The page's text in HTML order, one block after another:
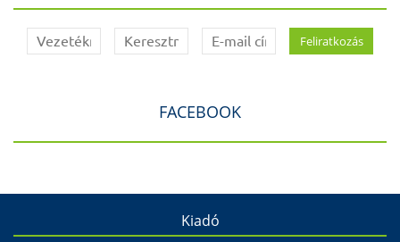
FACEBOOK
Kiadó